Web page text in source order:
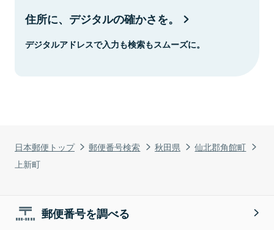
日本郵便トップ 郵便番号検索 秋田県
仙北郡角館町
上新町
住所に、デジタルの確かさを。
デジタルアドレスで入力も検索もスムーズに。
郵便番号を調べる